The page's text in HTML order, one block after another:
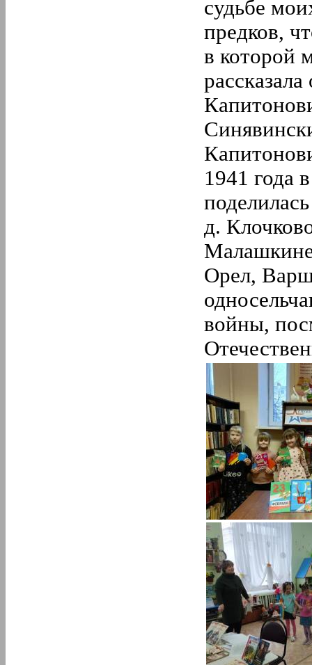
судьбе
предков,
в которой
1941 года
д.
Орел,
войны,